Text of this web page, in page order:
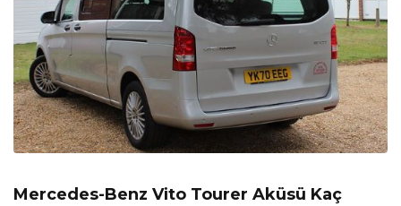
Mercedes-Benz Vito Tourer Aküsü Kaç